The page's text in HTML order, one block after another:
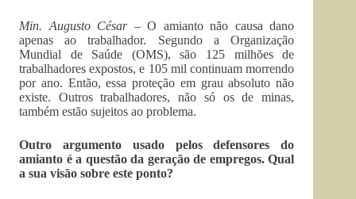
Min. Augusto César –O amianto não causa dano
apenas ao trabalhador. Segundo a Organização
Mundial de Saúde (OMS), são 125 milhões de
trabalhadores expostos, e 105 mil continuam morrendo
por ano. Então, essa proteção em grau absoluto não
existe. Outros trabalhadores, não só os de minas,
também estão sujeitos ao problema.
Outro argumento usado pelos defensores do
amianto é a questão da geração de empregos. Qual
a sua visão sobre este ponto?